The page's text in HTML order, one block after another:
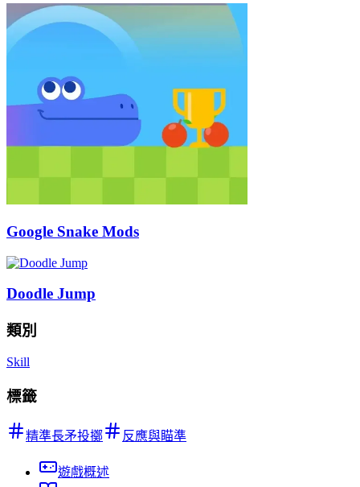
Google Snake Mods
Doodle Jump
類別
Skill
標籤
精準長矛投擲 反應與瞄準
遊戲概述